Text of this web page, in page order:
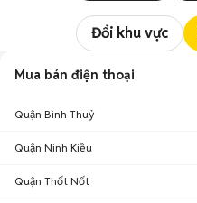
Đổi khu vực
Mua bán điện thoại
Quận Bình Thuỷ
Quận Ninh Kiều
Quận Thốt Nốt